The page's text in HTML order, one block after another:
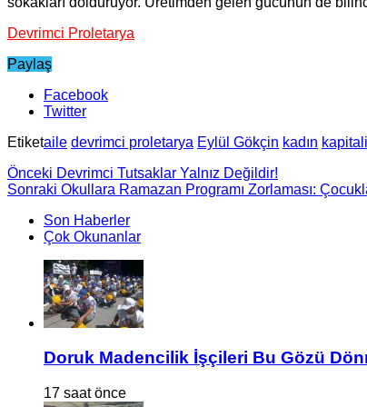
Devrimci Proletarya
Paylaş
Facebook
Twitter
Etiketaile devrimci proletarya Eylül Gökçin kadın
Önceki Devrimci Tutsaklar Yalnız Değildir!
Sonraki Okullara Ramazan Programı Zorlaması:
Son Haberler
Çok Okunanlar
Doruk Madencilik İşçileri Bu Gözü
17 saat önce